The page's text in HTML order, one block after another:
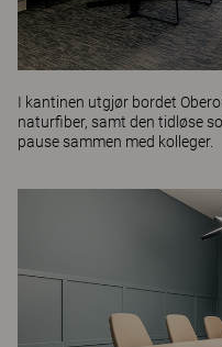
I kantinen utgjør bordet
naturfiber, samt den tidløse
pause sammen med kolleger.